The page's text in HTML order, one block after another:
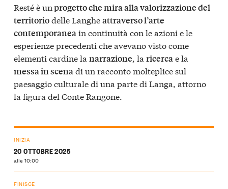
Resté è unprogetto che mira alla valorizzazione del
territoriodelle Langheattraverso l’arte
contemporaneain continuità con le azioni e le
esperienze precedenti che avevano visto come
elementi cardine la narrazione, la ricercae la
messa in scenadi un racconto molteplice sul
paesaggio culturale di una parte di Langa, attorno
la figura del Conte Rangone.
INIZIA
20 OTTOBRE 2025
alle 10:00
FINISCE